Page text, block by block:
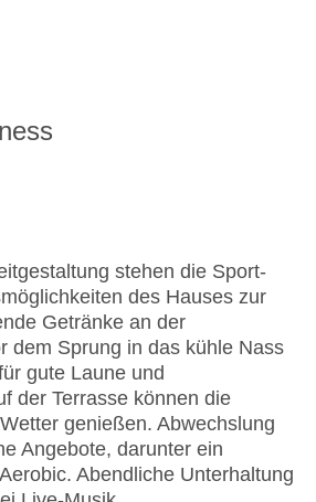
stehen die Sport-
des Hauses zur
Getränke an der
dem Sprung in das kühle Nass
gute Laune und
der Terrasse können die
genießen. Abwechslung
Angebote, darunter ein
Abendliche Unterhaltung